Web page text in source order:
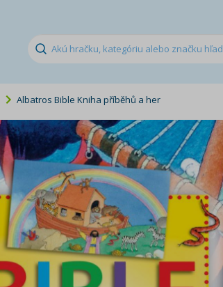
Albatros Bible Kniha příběhů a her